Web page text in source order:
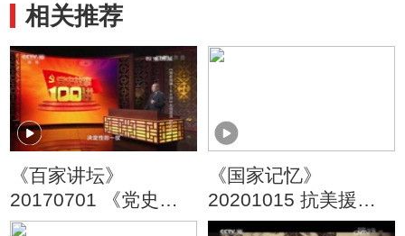
相关推荐
《百家讲坛》
20170701 《党史故
事100讲》 北伐洪流
《国家记忆》
20201015 抗美援朝
保家卫国 首战告捷